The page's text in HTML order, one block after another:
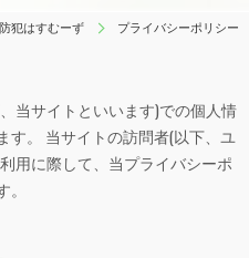
犯はすむーず プライバシーポリシー
当サイトといいます)での個人情
す。 当サイトの訪問者(以下、ユ
用に際して、当プライバシーポ